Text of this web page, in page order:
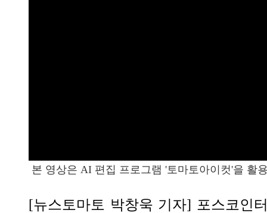
본 영상은 AI 편집 프로그램 '토마토아이컷'을 활
[뉴스토마토 박창욱 기자] 포스코인